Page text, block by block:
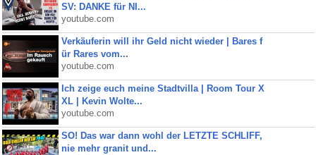
SV: DANKE für NI...
youtube.com
Verkäuferin will ihr Geld nicht wieder | Bares f
ür Rares vom...
youtube.com
Ich zeige euch meine Stadtvilla | Room Tour X
XL | Kevin Wolte...
youtube.com
SO! Das war dann wohl der LETZTE SCHLIFF,
nie mehr granit und...